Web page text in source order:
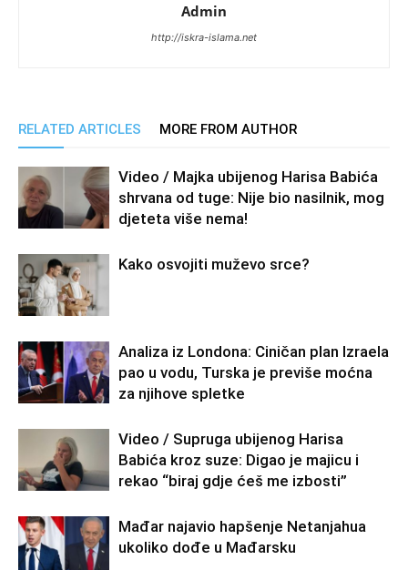
Admin
http://iskra-islama.net
RELATED ARTICLES MORE FROM AUTHOR
Video / Majka ubijenog Harisa Babića
shrvana od tuge: Nije bio nasilnik, mog
djeteta više nema!
Kako osvojiti muževo srce?
Analiza iz Londona: Ciničan plan Izraela
pao u vodu, Turska je previše moćna
za njihove spletke
Video / Supruga ubijenog Harisa
Babića kroz suze: Digao je majicu i
rekao “biraj gdje ćeš me izbosti”
Mađar najavio hapšenje Netanjahua
ukoliko dođe u Mađarsku